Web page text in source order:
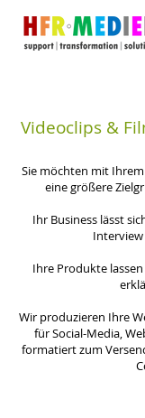
Videoclips &
Sie möchten mit
eine größere
Ihr Business lässt
Ihre Produkte
Wir produzieren Ihre
für Social-Media,
formatiert zum